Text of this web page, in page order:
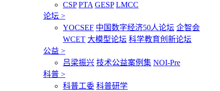
CSP PTA GESP LMCC
论坛 >
YOCSEF 中国数字经济50人论坛 企智会
WCET 大模型论坛 科学教育创新论坛
公益 >
吕梁振兴 技术公益案例集 NOI-Pre
科普 >
科普工委 科普研学